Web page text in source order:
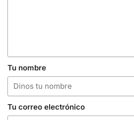
Tu nombre
Tu correo electrónico